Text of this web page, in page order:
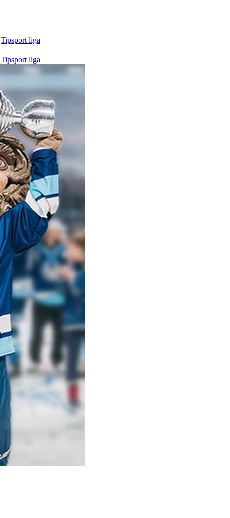
Tipsport liga
Tipsport liga